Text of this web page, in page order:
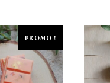
PROMO !